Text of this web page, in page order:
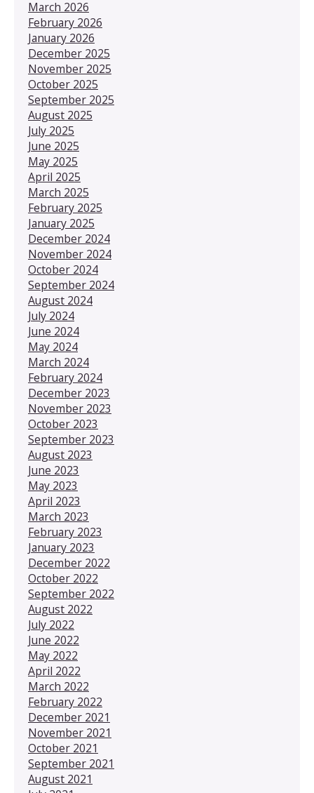
March 2026
February 2026
January 2026
December 2025
November 2025
October 2025
September 2025
August 2025
July 2025
June 2025
May 2025
April 2025
March 2025
February 2025
January 2025
December 2024
November 2024
October 2024
September 2024
August 2024
July 2024
June 2024
May 2024
March 2024
February 2024
December 2023
November 2023
October 2023
September 2023
August 2023
June 2023
May 2023
April 2023
March 2023
February 2023
January 2023
December 2022
October 2022
September 2022
August 2022
July 2022
June 2022
May 2022
April 2022
March 2022
February 2022
December 2021
November 2021
October 2021
September 2021
August 2021